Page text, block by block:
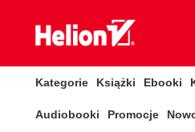
Kategorie Książki Ebooki
Audiobooki Promocje